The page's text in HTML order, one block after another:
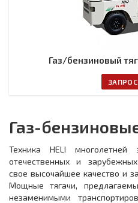
Газ/бензиновый
Газ-
Техника HELI многолетней
отечественных и
свое высочайшее качество и
Мощные тягачи,
незаменимыми